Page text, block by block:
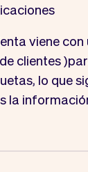
viene con
clientes
lo que
la